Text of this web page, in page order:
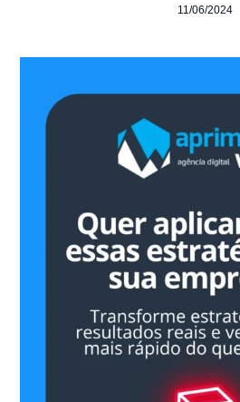
11/06/2024